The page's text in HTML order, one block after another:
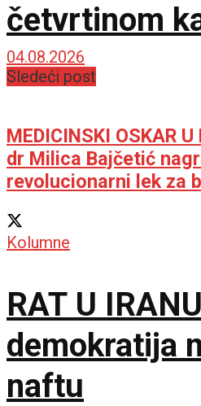
četvrtinom
04.08.2026
Sledeći post
MEDICINSKI OSKAR
dr Milica Bajčetić
revolucionarni lek za
Kolumne
RAT U
demokratija
naftu